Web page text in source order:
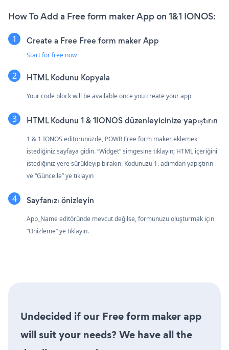
How To Add a Free form maker App on 1&1 IONOS:
Create a Free Free form maker App
Start for free now
HTML Kodunu Kopyala
Your code block will be available once you create your app
HTML Kodunu 1 & 1IONOS düzenleyicinize yapıştırın
1 & 1 IONOS editörünüzde, POWR Free form maker eklemek
istediğiniz sayfaya gidin. “Widget” simgesine tıklayın; HTML içeriğini
istediğiniz yere sürükleyip bırakın. Kodunuzu 1. adımdan yapıştırın
ve “Güncelle” ye tıklayın
Sayfanızı önizleyin
App_Name editöründe mevcut değilse, formunuzu oluşturmak için
“Önizleme” ye tıklayın.
Undecided if our Free form maker app
will suit your needs? We have all the